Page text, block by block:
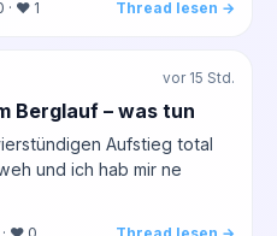
· ❤️ 1 Thread lesen →
vor 15 Std.
Berglauf – was tun
Aufstieg total
und ich hab mir ne